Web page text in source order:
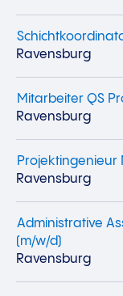
Ravensburg
Mitarbeiter QS
Ravensburg
Projektingenieur
Ravensburg
Administrative
(m/w/d)
Ravensburg